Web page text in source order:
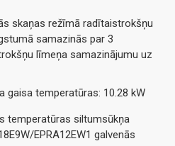
skaņas režīmā radītaistrokšņu
samazinās par 3
līmeņa samazinājumu uz
gaisa temperatūras: 10.28 kW
temperatūras siltumsūkņa
EPRA12EW1 galvenās